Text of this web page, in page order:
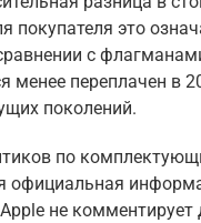
покупателя это
с
менее переплачен в
поколений.
по
официальная
не